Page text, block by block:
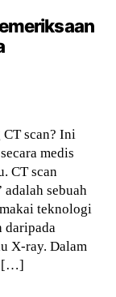
CT scan? Ini
medis
CT scan
sebuah
teknologi
daripada
X-ray. Dalam
[…]